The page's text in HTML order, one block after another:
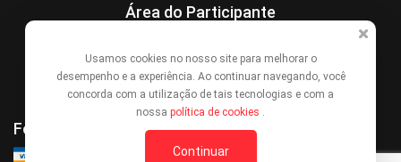
Área do Participante
Denunciar este evento
Contato
Formas de Pagamento
Usamos cookies no nosso site para melhorar o
desempenho e a experiência. Ao continuar navegando, você
concorda com a utilização de tais tecnologias e com a
nossa política de cookies .
Continuar